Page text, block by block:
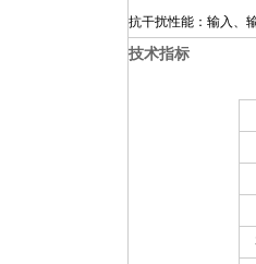
抗干扰性能：输入、
技术指标